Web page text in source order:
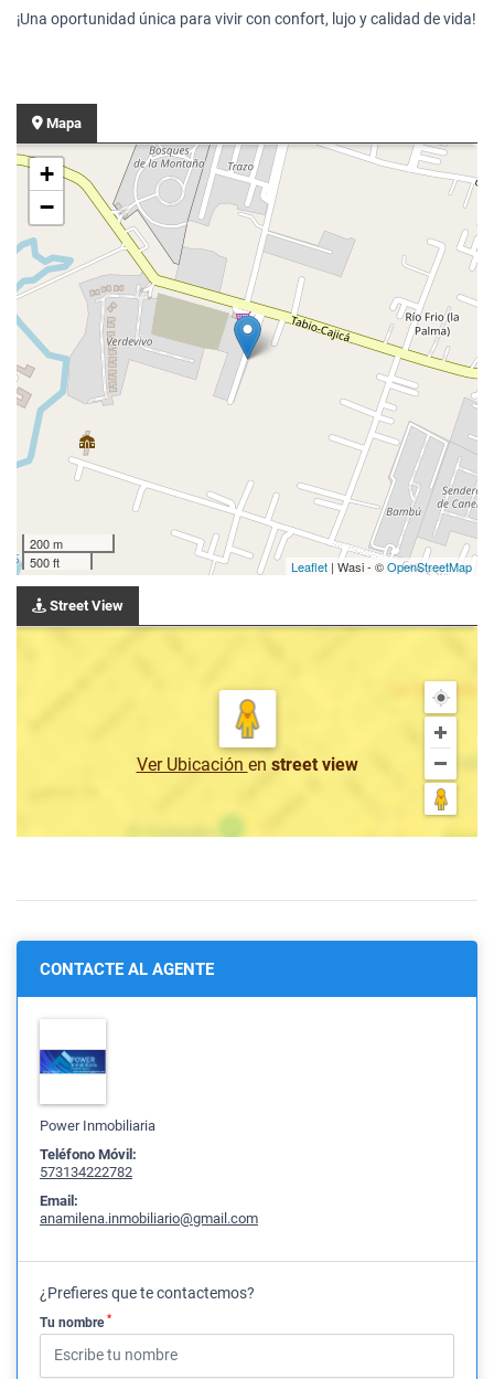
¡Una oportunidad única para vivir con confort, lujo y calidad de vida!
Mapa
+
−
200 m
500 ft
Leaflet | Wasi - ©OpenStreetMap
Street View
Ver Ubicación en street view
CONTACTE AL AGENTE
Power Inmobiliaria
Teléfono Móvil:
573134222782
Email:
anamilena.inmobiliario@gmail.com
¿Prefieres que te contactemos?
Tu nombre *